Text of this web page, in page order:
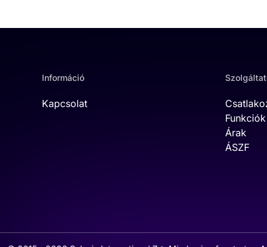
Információ
Kapcsolat
Funkciók
Árak
ÁSZF